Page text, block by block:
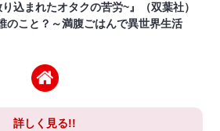
込まれたオタクの苦労~』（双葉社）
のこと？～満腹ごはんで異世界生活
詳しく見る!!